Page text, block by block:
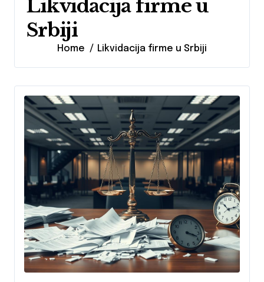
Likvidacija firme u
Srbiji
Home Likvidacija firme u Srbiji